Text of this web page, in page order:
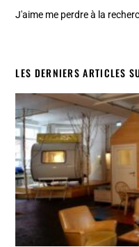
J'aime me perdre à la
LES DERNIERS ARTICLES